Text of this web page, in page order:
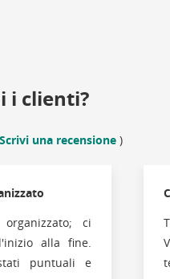
i clienti?
Scrivi una recensione)
ci
alla fine.
puntuali e